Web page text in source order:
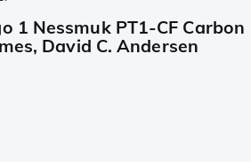
1 Nessmuk PT1-CF Carbon
David C. Andersen